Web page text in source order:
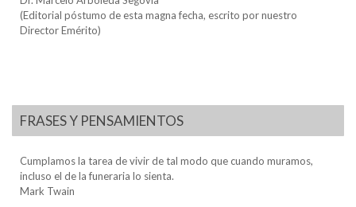
(Editorial póstumo de esta magna fecha, escrito por nuestro
Director Emérito)
FRASES Y PENSAMIENTOS
Cumplamos la tarea de vivir de tal modo que cuando muramos,
incluso el de la funeraria lo sienta.
Mark Twain